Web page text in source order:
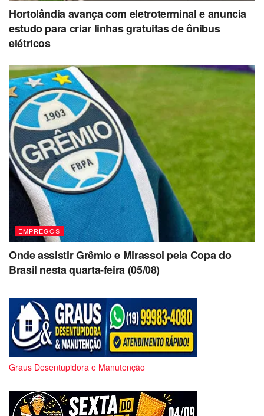
Hortolândia avança com eletroterminal e anuncia
estudo para criar linhas gratuitas de ônibus
elétricos
EMPREGOS
Onde assistir Grêmio e Mirassol pela Copa do
Brasil nesta quarta-feira (05/08)
Graus Desentupidora e Manutenção